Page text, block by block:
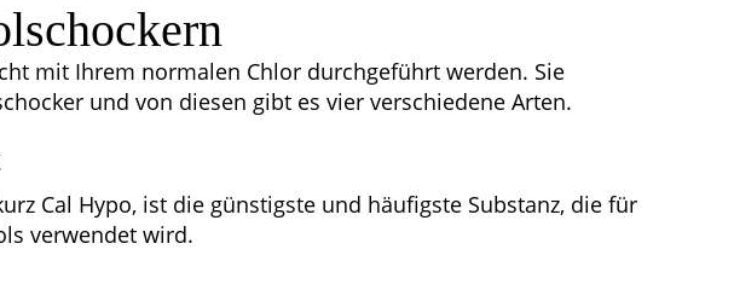
mit Ihrem normalen Chlor durchgeführt werden. Sie
und von diesen gibt es vier verschiedene Arten.
Cal Hypo, ist die günstigste und häufigste Substanz, die für
verwendet wird.